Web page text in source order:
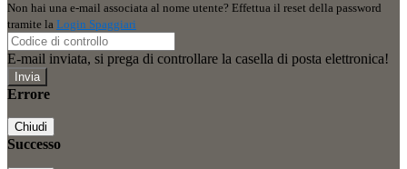
Non hai una e-mail associata al nome utente? Effettua il reset della password
tramite la Login Spaggiari
E-mail inviata, si prega di controllare la casella di posta elettronica!
Errore
Chiudi
Successo